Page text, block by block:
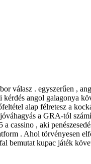
válasz . egyszerűen ,
angol galagonya
alap félretesz a
a GRA-tól
cassino , aki
. Ahol törvényesen
bemutat kupac játék